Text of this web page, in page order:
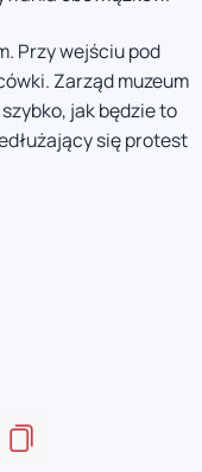
Przy wejściu pod
Zarząd muzeum
jak będzie to
się protest